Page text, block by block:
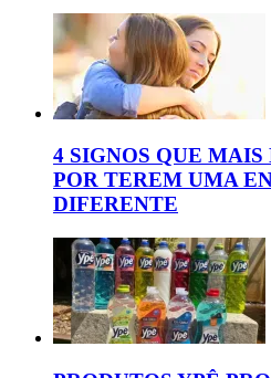
4 SIGNOS QUE
POR TEREM UMA
DIFERENTE